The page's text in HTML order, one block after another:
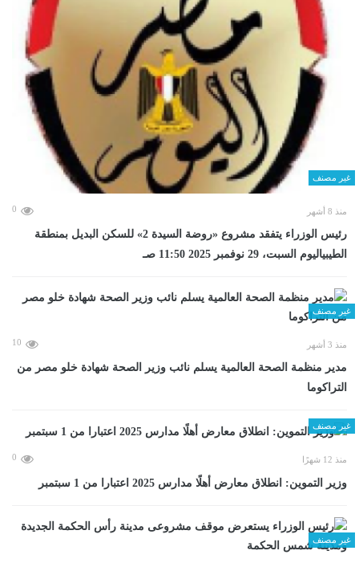
غير مصنف
منذ 8 أشهر 0
رئيس الوزراء يتفقد مشروع «روضة السيدة 2» للسكن البديل بمنطقة
الطيبياليوم السبت، 29 نوفمبر 2025 11:50 صـ
غير مصنف
منذ 3 أشهر 10
مدير منظمة الصحة العالمية يسلم نائب وزير الصحة شهادة خلو مصر من
التراكوما
غير مصنف
منذ 12 شهرًا 0
وزير التموين: انطلاق معارض أهلًا مدارس 2025 اعتبارا من 1 سبتمبر
غير مصنف